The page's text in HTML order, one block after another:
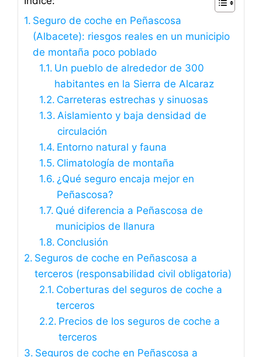
Seguro de coche en Peñascosa
(Albacete): riesgos reales en un municipio
de montaña poco poblado
Un pueblo de alrededor de 300
habitantes en la Sierra de Alcaraz
Carreteras estrechas y sinuosas
Aislamiento y baja densidad de
circulación
Entorno natural y fauna
Climatología de montaña
¿Qué seguro encaja mejor en
Peñascosa?
Qué diferencia a Peñascosa de
municipios de llanura
Conclusión
Seguros de coche en Peñascosa a
terceros (responsabilidad civil obligatoria)
Coberturas del seguros de coche a
terceros
Precios de los seguros de coche a
terceros
Seguros de coche en Peñascosa a